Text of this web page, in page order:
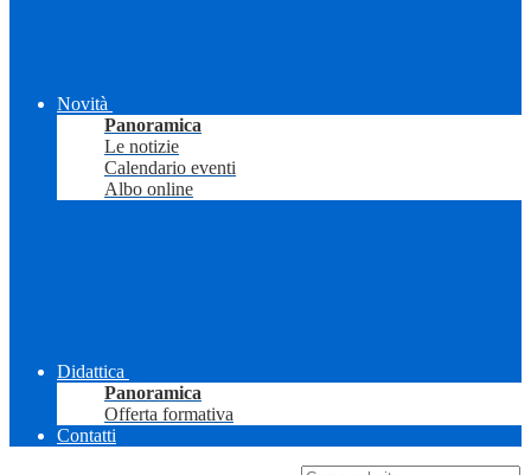
Novità
Panoramica
Le notizie
Calendario eventi
Albo online
Didattica
Panoramica
Offerta formativa
Contatti